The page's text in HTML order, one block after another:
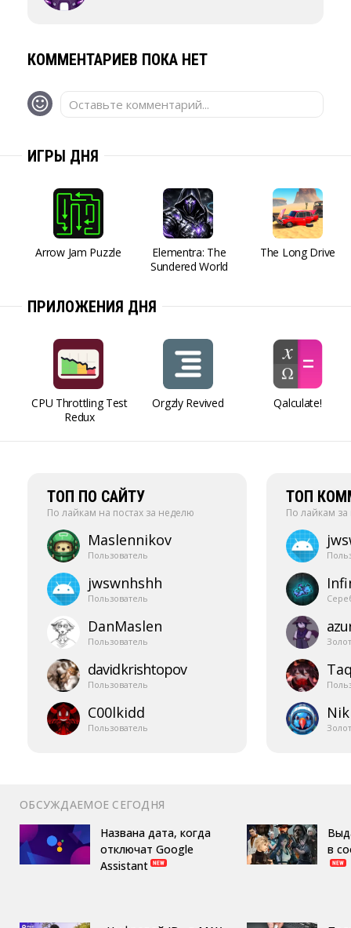
КОММЕНТАРИЕВ ПОКА НЕТ
Оставьте комментарий...
ИГРЫ ДНЯ
Arrow Jam Puzzle
Elementra: The
Sundered World
The Long Drive
ПРИЛОЖЕНИЯ ДНЯ
CPU Throttling Test
Redux
Orgzly Revived Qalculate!
ТОП ПО САЙТУ
По лайкам на постах за неделю
Maslennikov
Пользователь
jwswnhshh
Пользователь
DanMaslen
Пользователь
davidkrishtopov
Пользователь
C00lkidd
Пользователь
ТОП
По лайкам
ОБСУЖДАЕМОЕ СЕГОДНЯ
Названа дата, когда
отключат Google
Assistant
в